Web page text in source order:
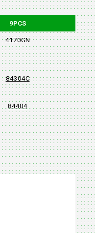
9PCS
4170GN
84304C
84404